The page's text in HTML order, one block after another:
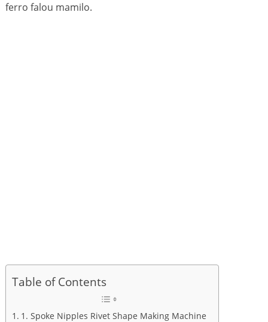
ferro falou mamilo.
Table of Contents
1. Spoke Nipples Rivet Shape Making Machine